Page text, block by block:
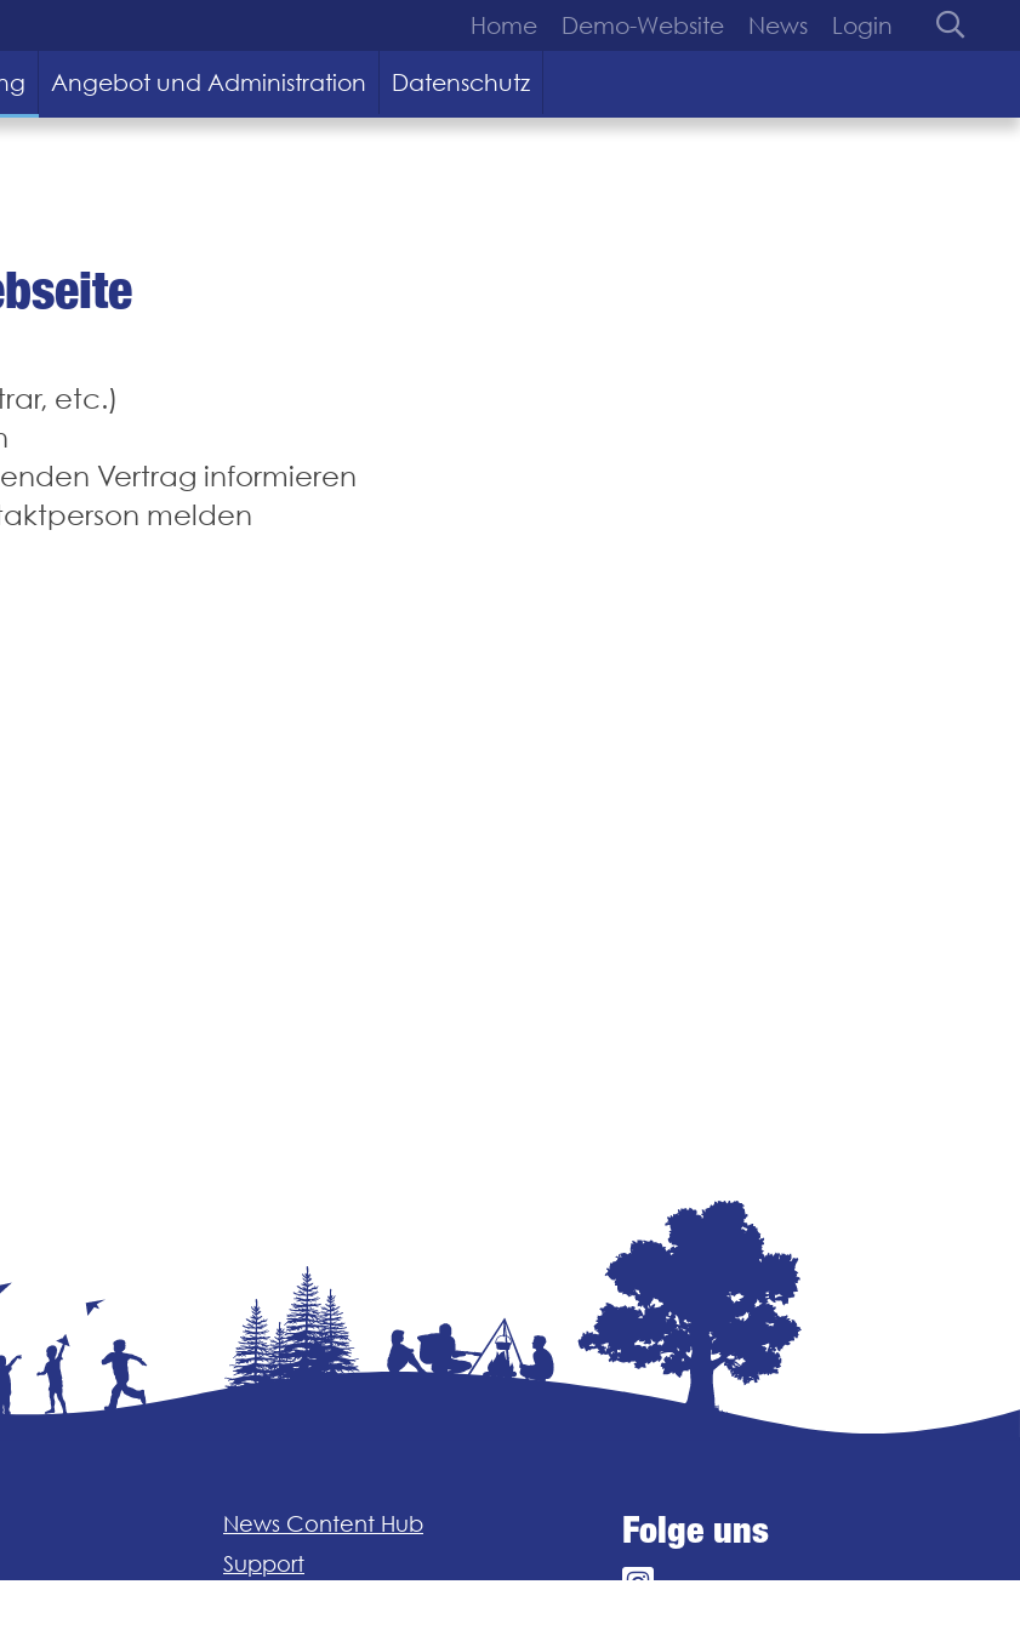
Home Demo-Website News Login
Angebot und Administration Datenschutz
etc.)
Vertrag informieren
melden
News Content Hub
Support
Folge uns